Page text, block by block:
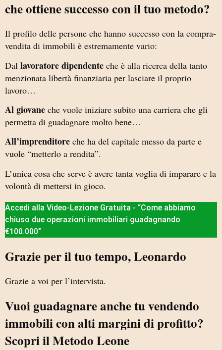
che ottiene successo con il tuo metodo?
Il profilo delle persone che hanno successo con la compra-
vendita di immobili è estremamente vario:
Dal lavoratore dipendente che è alla ricerca della tanto
menzionata libertà finanziaria per lasciare il proprio
lavoro…
Al giovane che vuole iniziare subito una carriera che gli
permetta di guadagnare molto bene…
All’imprenditore che ha del capitale messo da parte e
vuole “metterlo a rendita”.
L’unica cosa che serve è avere tanta voglia di imparare e la
volontà di mettersi in gioco.
Accedi alla Video-Lezione Gratuita - “Come abbiamo
chiuso due operazioni immobiliari guadagnando
€100.000”
Grazie per il tuo tempo, Leonardo
Grazie a voi per l’intervista.
Vuoi guadagnare anche tu vendendo
immobili con alti margini di profitto?
Scopri il Metodo Leone